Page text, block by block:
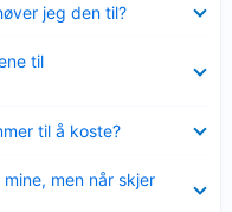
jeg den til?
til
til å koste?
men når skjer